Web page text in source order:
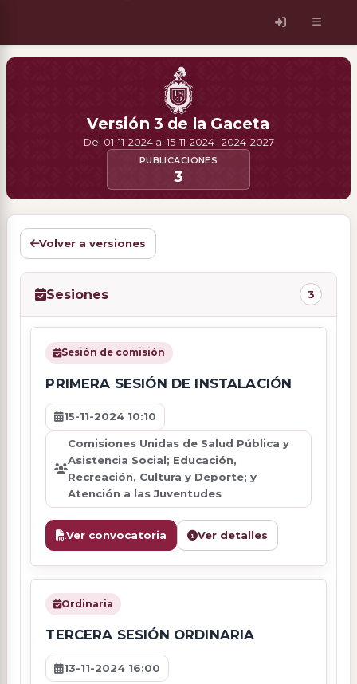
Versión 3 de la Gaceta
Del 01-11-2024 al 15-11-2024 · 2024-2027
PUBLICACIONES
3
Volver a versiones
Sesiones 3
Sesión de comisión
PRIMERA SESIÓN DE INSTALACIÓN
15-11-2024 10:10
Comisiones Unidas de Salud Pública y
Asistencia Social; Educación,
Recreación, Cultura y Deporte; y
Atención a las Juventudes
Ver convocatoria Ver detalles
Ordinaria
TERCERA SESIÓN ORDINARIA
13-11-2024 16:00